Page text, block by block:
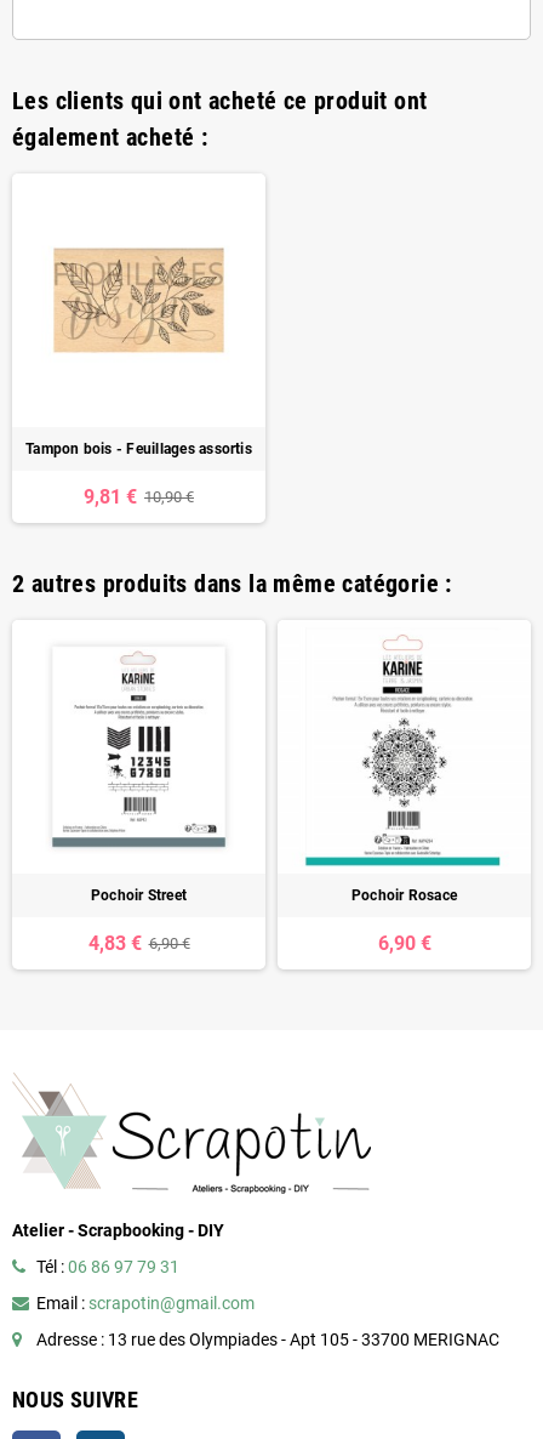
Les clients qui ont acheté ce produit ont
également acheté :
Tampon bois - Feuillages assortis
9,81 € 10,90 €
2 autres produits dans la même catégorie :
Pochoir Street
4,83 € 6,90 €
Pochoir Rosace
6,90 €
Atelier - Scrapbooking - DIY
Tél :06 86 97 79 31
Email : scrapotin@gmail.com
Adresse : 13 rue des Olympiades - Apt 105 - 33700 MERIGNAC
NOUS SUIVRE